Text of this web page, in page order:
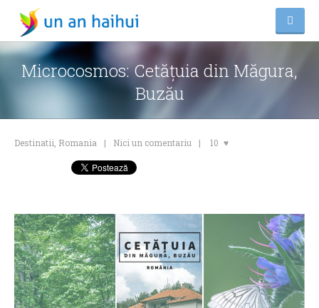
Microcosmos: Cetățuia din Măgura,
Buzău
Destinatii Romania Nici un comentariu 10